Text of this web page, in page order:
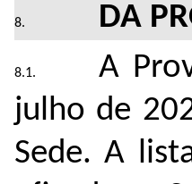
DA
A
julho de
Sede. A